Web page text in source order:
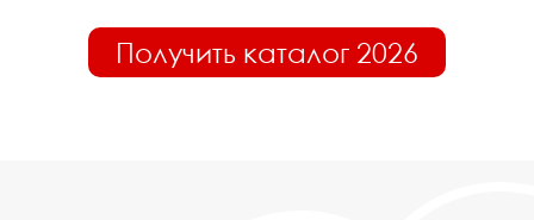
Получить каталог 2026